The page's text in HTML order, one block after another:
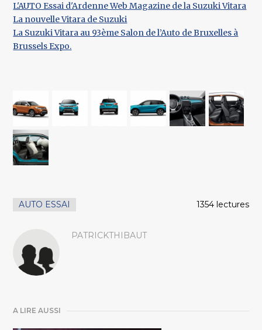
L'AUTO Essai d'Ardenne Web Magazine de la Suzuki Vitara
La nouvelle Vitara de Suzuki
La Suzuki Vitara au 93ème Salon de l’Auto de Bruxelles à
Brussels Expo.
AUTO ESSAI 1354 lectures
PATRICKTHIBAUT
A LIRE AUSSI